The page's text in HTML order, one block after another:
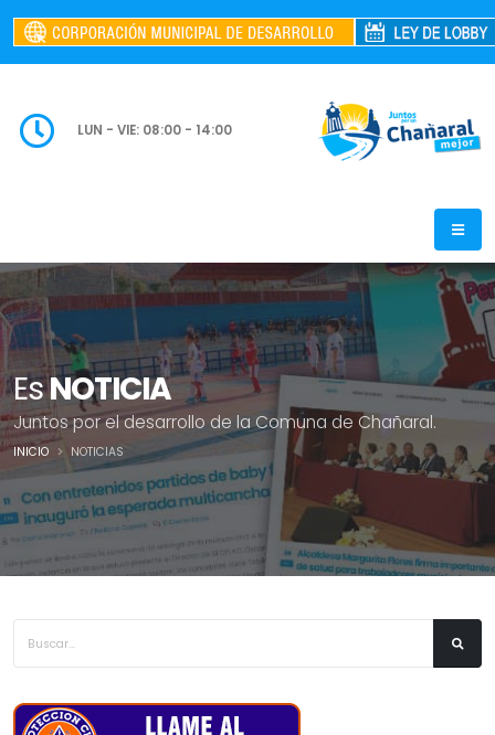
LUN - VIE: 08:00 - 14:00
EsNOTICIA
Juntos por el desarrollo de la Comuna de Chañaral.
INICIO NOTICIAS